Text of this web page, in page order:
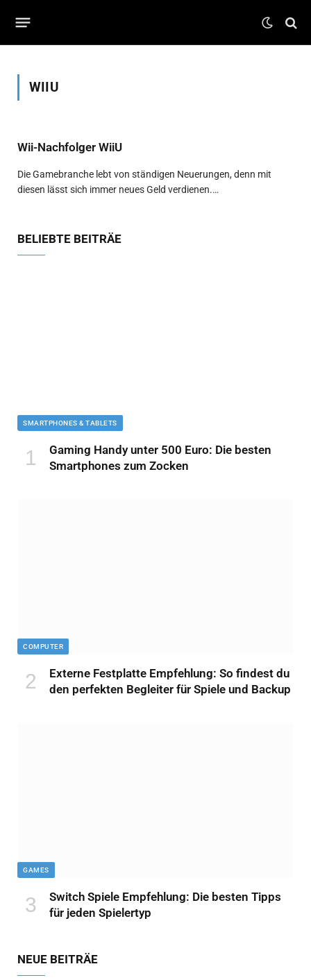
WIIU
Wii-Nachfolger WiiU
Die Gamebranche lebt von ständigen Neuerungen, denn mit
diesen lässt sich immer neues Geld verdienen.…
BELIEBTE BEITRÄE
SMARTPHONES & TABLETS
Gaming Handy unter 500 Euro: Die besten
Smartphones zum Zocken
COMPUTER
Externe Festplatte Empfehlung: So findest du
den perfekten Begleiter für Spiele und Backup
GAMES
Switch Spiele Empfehlung: Die besten Tipps
für jeden Spielertyp
NEUE BEITRÄE